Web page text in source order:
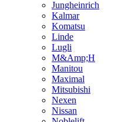
Jungheinrich
Kalmar
Komatsu
Linde
Lugli
M&Amp;H
Manitou
Maximal
Mitsubishi
Nexen
Nissan